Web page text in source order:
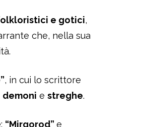
e gotici,
che, nella sua
, in cui lo scrittore
demoni e streghe.
“Mirgorod” e